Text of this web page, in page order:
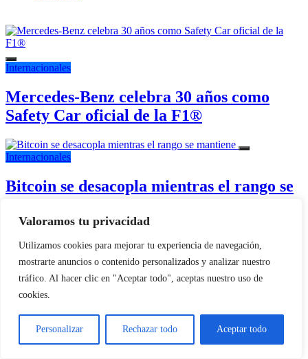
Valoramos tu privacidad
Utilizamos cookies para mejorar tu experiencia de navegación,
mostrarte anuncios o contenido personalizados y analizar nuestro
tráfico. Al hacer clic en "Aceptar todo", aceptas nuestro uso de
cookies.
Personalizar Rechazar todo Aceptar todo
Internacionales
Mercedes-Benz celebra 30 años como
Safety Car oficial de la F1®
Internacionales
Bitcoin se desacopla mientras el rango se
Bitcoin cerró un julio turbulento sin salir
de su rango de cotización